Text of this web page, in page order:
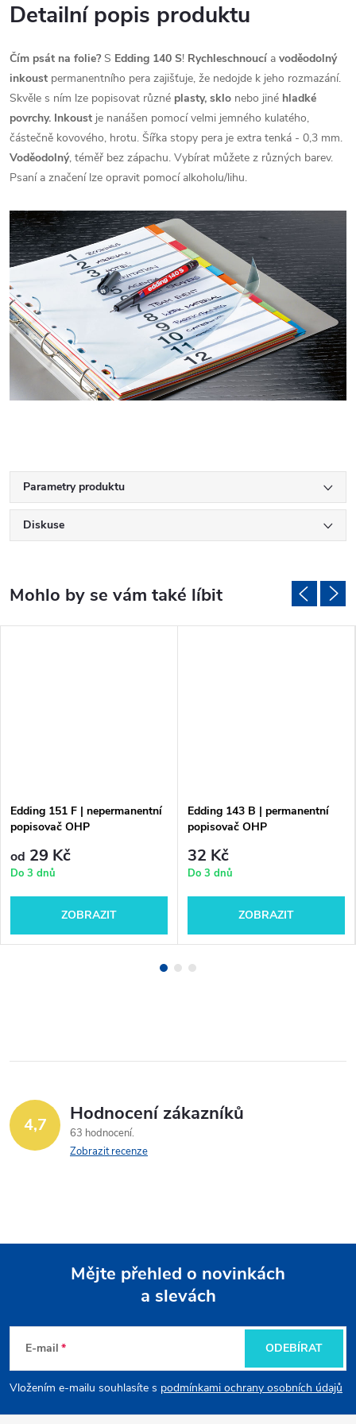
Detailní popis produktu
Čím psát na folie?S Edding 140 S! Rychleschnoucí a voděodolný
inkoust permanentního pera zajišťuje, že nedojde k jeho rozmazání.
Skvěle s ním lze popisovat různé plasty, sklo nebo jiné hladké
povrchy. Inkoust je nanášen pomocí velmi jemného kulatého,
částečně kovového, hrotu. Šířka stopy pera je extra tenká - 0,3 mm.
Voděodolný, téměř bez zápachu. Vybírat můžete z různých barev.
Psaní a značení lze opravit pomocí alkoholu/lihu.
Parametry produktu
Diskuse
Edding 151 F | nepermanentní
popisovač OHP
od 29 Kč
Do 3 dnů
ZOBRAZIT
Edding 143 B | permanentní
popisovač OHP
32 Kč
Do 3 dnů
ZOBRAZIT
4,7 Hodnocení zákazníků
63 hodnocení
Zobrazit recenze
p
Mějte přehled o novinkách
a slevách
E-mail
Vložením e-mailu souhlasíte s podmínkami ochrany osobních údajů
ODEBÍRAT